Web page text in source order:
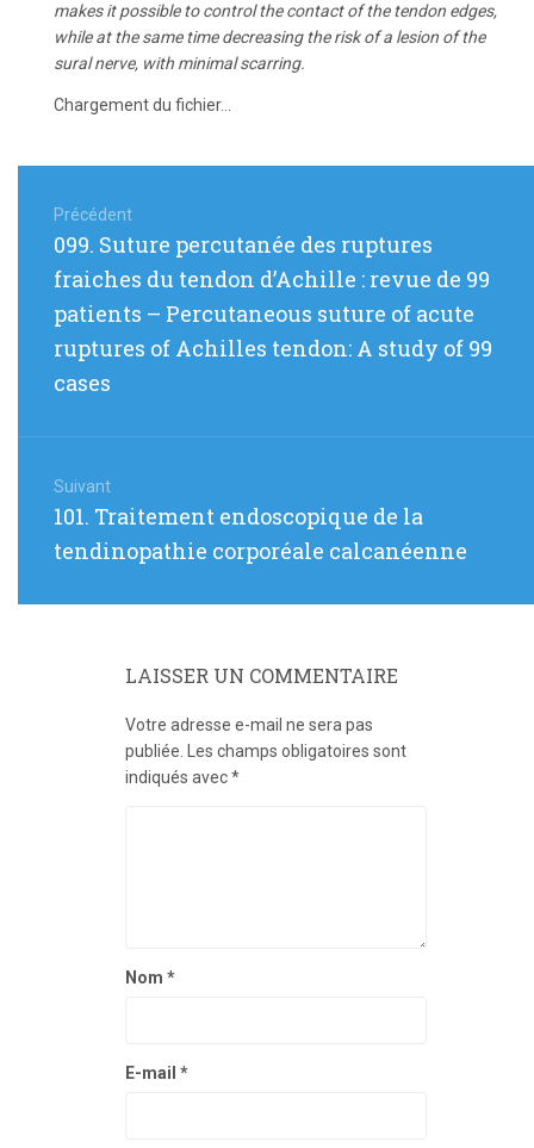
makes it possible to control the contact of the tendon edges,
while at the same time decreasing the risk of a lesion of the
sural nerve, with minimal scarring.
Chargement du fichier...
de
l’article
Précédent
Article
:
099. Suture percutanée des ruptures
fraiches du tendon d’Achille : revue de 99
patients – Percutaneous suture of acute
ruptures of Achilles tendon: A study of 99
cases
Suivant
Article
101. Traitement endoscopique de la
tendinopathie corporéale calcanéenne
LAISSER UN COMMENTAIRE
Votre adresse e-mail ne sera pas
publiée.
Les champs obligatoires sont
indiqués avec*
Nom *
E-mail *